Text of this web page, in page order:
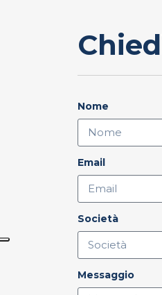
Nome
Email
Società
Messaggio